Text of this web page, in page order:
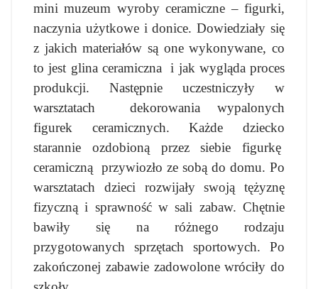
mini muzeum wyroby ceramiczne – figurki,
naczynia użytkowe i donice. Dowiedziały się
z jakich materiałów są one wykonywane, co
to jest glina ceramiczna i jak wygląda proces
produkcji. Następnie uczestniczyły w
warsztatach dekorowania wypalonych
figurek ceramicznych. Każde dziecko
starannie ozdobioną przez siebie figurkę
ceramiczną przywiozło ze sobą do domu. Po
warsztatach dzieci rozwijały swoją tężyznę
fizyczną i sprawność w sali zabaw. Chętnie
bawiły się na różnego rodzaju
przygotowanych sprzętach sportowych. Po
zakończonej zabawie zadowolone wróciły do